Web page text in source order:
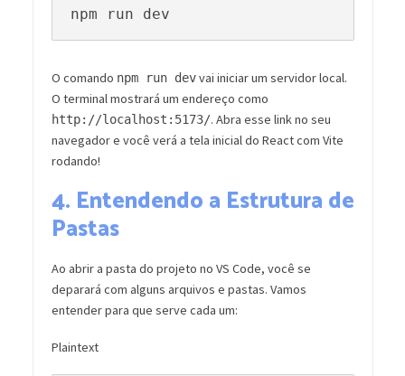
O comando npm run devvai iniciar um servidor local.
O terminal mostrará um endereço como
http://localhost:5173/. Abra esse link no seu
navegador e você verá a tela inicial do React com Vite
rodando!
4. Entendendo a Estrutura de
Pastas
Ao abrir a pasta do projeto no VS Code, você se
deparará com alguns arquivos e pastas. Vamos
entender para que serve cada um:
Plaintext